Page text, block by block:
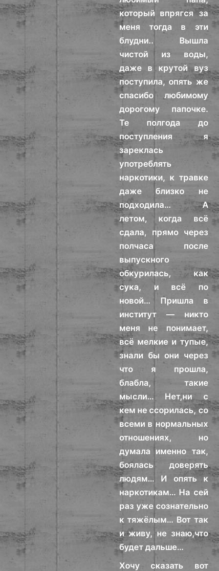
который впрягся за
меня тогда в эти
блудни.. Вышла
чистой из воды,
даже в крутой вуз
поступила, опять же
спасибо любимому
дорогому папочке.
Те полгода до
поступления я
зареклась
употреблять
наркотики, к травке
даже близко не
подходила… А
летом, когда всё
сдала, прямо через
полчаса после
выпускного
обкурилась, как
сука, и всё по
новой… Пришла в
институт — никто
меня не понимает,
всё мелкие и тупые,
знали бы они через
что я прошла,
блабла, такие
мысли… Нет,ни с
кем не ссорилась, со
всеми в нормальных
отношениях, но
думала именно так,
боялась доверять
людям… И опять к
наркотикам… На сей
раз уже сознательно
к тяжёлым… Вот так
и живу, не знаю,что
будет дальше…
Хочу сказать вот